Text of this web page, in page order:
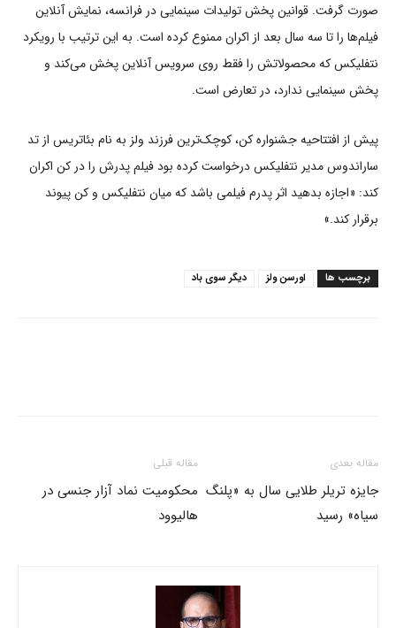
صورت گرفت. قوانین پخش تولیدات سینمایی در فرانسه، نمایش آنلاین
فیلم‌ها را تا سه سال بعد از اکران ممنوع کرده است. به این ترتیب با رویکرد
نتفلیکس که محصولاتش را فقط روی سرویس آنلاین پخش می‌کند و
پخش سینمایی ندارد، در تعارض است.
پیش از افتتاحیه جشنواره کن، کوچک‌ترین فرزند ولز به نام بئاتریس از تد
ساراندوس مدیر نتفلیکس درخواست کرده بود فیلم پدرش را در کن اکران
کند: ‌«اجازه بدهید اثر پدرم فیلمی باشد که میان نتفلیکس و کن پیوند
برقرار کند.»
برچسب ها اورسن ولز دیگر سوی باد
مقاله قبلی
محکومیت نماد آزار جنسی در
هالیوود
مقاله بعدی
جایزه تریلر طلایی سال به «پلنگ
سیاه» رسید